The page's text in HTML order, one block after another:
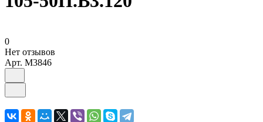
0
Нет отзывов
Арт. M3846